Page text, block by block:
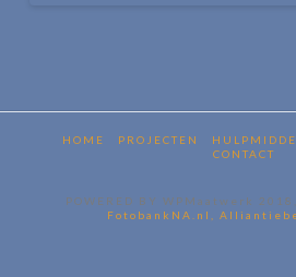
HOME PROJECTEN
CONTACT
POWERED BY WPMaatwerk
FotobankNA.nl,